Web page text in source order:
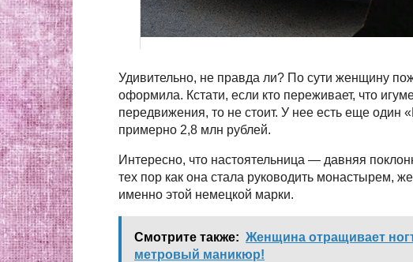
Удивительно, не правда ли? По сути женщину
оформила. Кстати, если кто переживает, что
передвижения, то не стоит. У нее есть еще
примерно 2,8 млн рублей.
Интересно, что настоятельница — давняя
тех пор как она стала руководить монастырем,
именно этой немецкой марки.
Смотрите также: Женщина отращивает
метровый маникюр!